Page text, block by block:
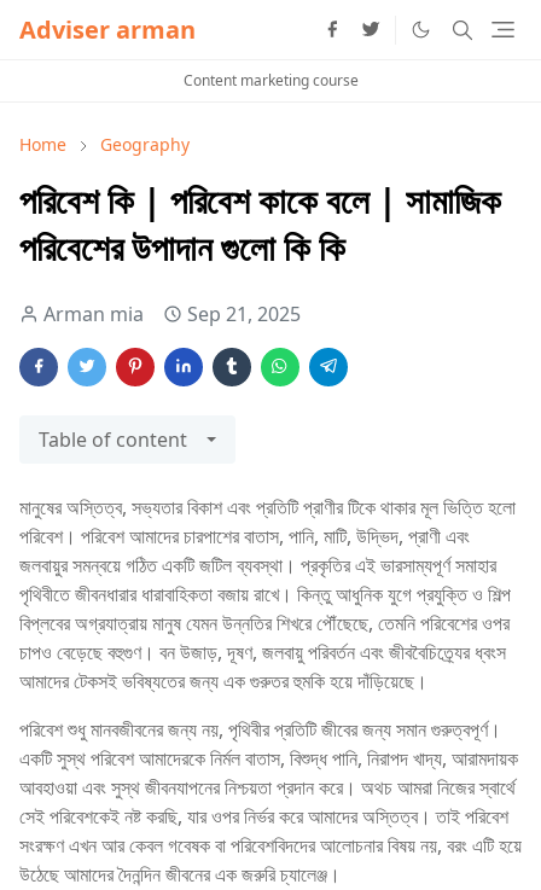
Adviser arman
Content marketing course
Home Geography
পরিবেশ কি | পরিবেশ কাকে বলে | সামাজিক
পরিবেশের উপাদান গুলো কি কি
Arman mia Sep 21, 2025
Table of content
মানুষের অস্তিত্ব, সভ্যতার বিকাশ এবং প্রতিটি প্রাণীর টিকে থাকার মূল ভিত্তি হলো
পরিবেশ। পরিবেশ আমাদের চারপাশের বাতাস, পানি, মাটি, উদ্ভিদ, প্রাণী এবং
জলবায়ুর সমন্বয়ে গঠিত একটি জটিল ব্যবস্থা। প্রকৃতির এই ভারসাম্যপূর্ণ সমাহার
পৃথিবীতে জীবনধারার ধারাবাহিকতা বজায় রাখে। কিন্তু আধুনিক যুগে প্রযুক্তি ও শিল্প
বিপ্লবের অগ্রযাত্রায় মানুষ যেমন উন্নতির শিখরে পৌঁছেছে, তেমনি পরিবেশের ওপর
চাপও বেড়েছে বহুগুণ। বন উজাড়, দূষণ, জলবায়ু পরিবর্তন এবং জীববৈচিত্র্যের ধ্বংস
আমাদের টেকসই ভবিষ্যতের জন্য এক গুরুতর হুমকি হয়ে দাঁড়িয়েছে।
পরিবেশ শুধু মানবজীবনের জন্য নয়, পৃথিবীর প্রতিটি জীবের জন্য সমান গুরুত্বপূর্ণ।
একটি সুস্থ পরিবেশ আমাদেরকে নির্মল বাতাস, বিশুদ্ধ পানি, নিরাপদ খাদ্য, আরামদায়ক
আবহাওয়া এবং সুস্থ জীবনযাপনের নিশ্চয়তা প্রদান করে। অথচ আমরা নিজের স্বার্থে
সেই পরিবেশকেই নষ্ট করছি, যার ওপর নির্ভর করে আমাদের অস্তিত্ব। তাই পরিবেশ
সংরক্ষণ এখন আর কেবল গবেষক বা পরিবেশবিদদের আলোচনার বিষয় নয়, বরং এটি হয়ে
উঠেছে আমাদের দৈনন্দিন জীবনের এক জরুরি চ্যালেঞ্জ।